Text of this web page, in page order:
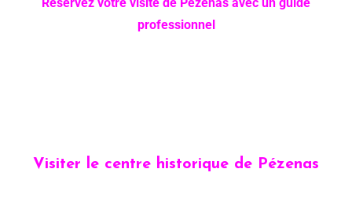
professionnel
Visiter le centre historique de Pézenas